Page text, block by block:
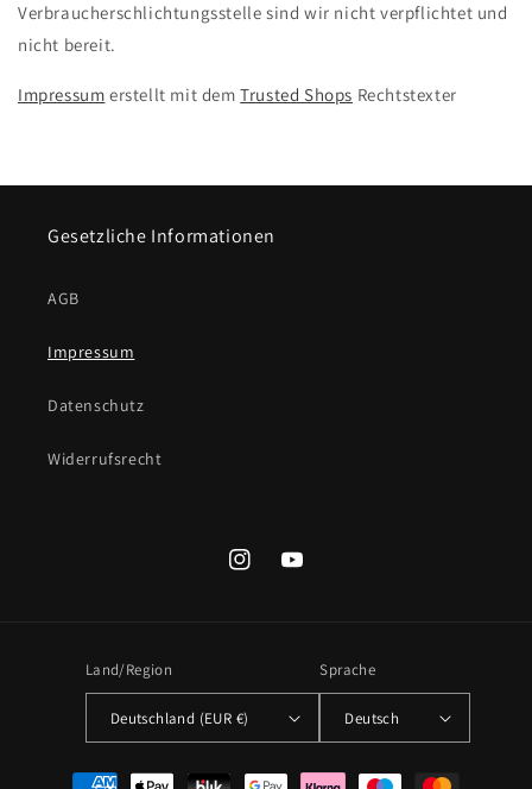
Verbraucherschlichtungsstelle sind wir nicht verpflichtet und
nicht bereit.
Impressum erstellt mit demTrusted Shops Rechtstexter
Gesetzliche Informationen
AGB
Impressum
Datenschutz
Widerrufsrecht
InstagramYouTube
Land/Region
Deutschland (EUR €)
Sprache
Deutsch
Zahlungsmethoden